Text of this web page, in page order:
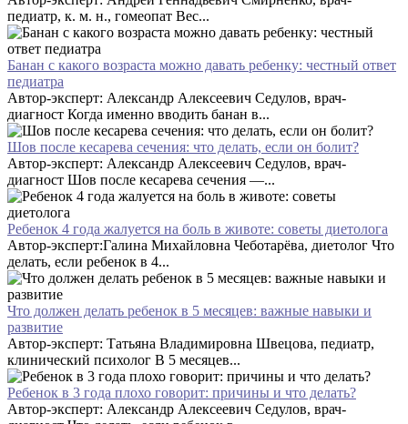
педиатр, к. м. н., гомеопат Вес...
Банан с какого возраста можно давать ребенку: честный ответ
педиатра
Автор-эксперт: Александр Алексеевич Седулов, врач-
диагност Когда именно вводить банан в...
Шов после кесарева сечения: что делать, если он болит?
Автор-эксперт: Александр Алексеевич Седулов, врач-
диагност Шов после кесарева сечения —...
Ребенок 4 года жалуется на боль в животе: советы диетолога
Автор-эксперт:Галина Михайловна Чеботарёва, диетолог Что
делать, если ребенок в 4...
Что должен делать ребенок в 5 месяцев: важные навыки и
развитие
Автор-эксперт: Татьяна Владимировна Швецова, педиатр,
клинический психолог В 5 месяцев...
Ребенок в 3 года плохо говорит: причины и что делать?
Автор-эксперт: Александр Алексеевич Седулов, врач-